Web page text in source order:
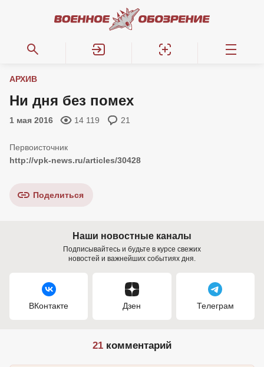
АРХИВ
Ни дня без помех
1 мая 2016 14 119 21
http://vpk-news.ru/articles/30428
Поделиться
Наши новостные каналы
Подписывайтесь и будьте в курсе свежих
новостей и важнейших событиях дня.
ВКонтакте Дзен Телеграм
21 комментарий